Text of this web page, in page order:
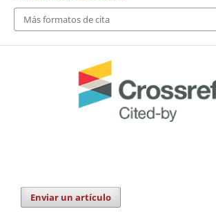
Más formatos de cita
Enviar un artículo